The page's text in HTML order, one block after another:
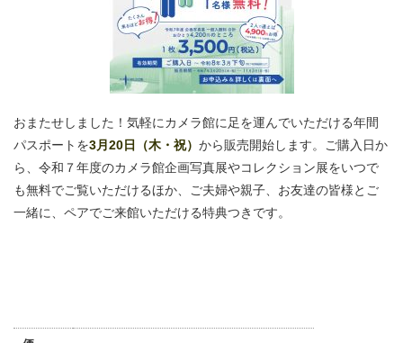
おまたせしました！気軽にカメラ館に足を運んでいただける年間
パスポートを3月20日（木・祝） から販売開始します。ご購入日か
ら、令和７年度のカメラ館企画写真展やコレクション展をいつで
も無料でご覧いただけるほか、ご夫婦や親子、お友達の皆様とご
一緒に、ペアでご来館いただける特典つきです。